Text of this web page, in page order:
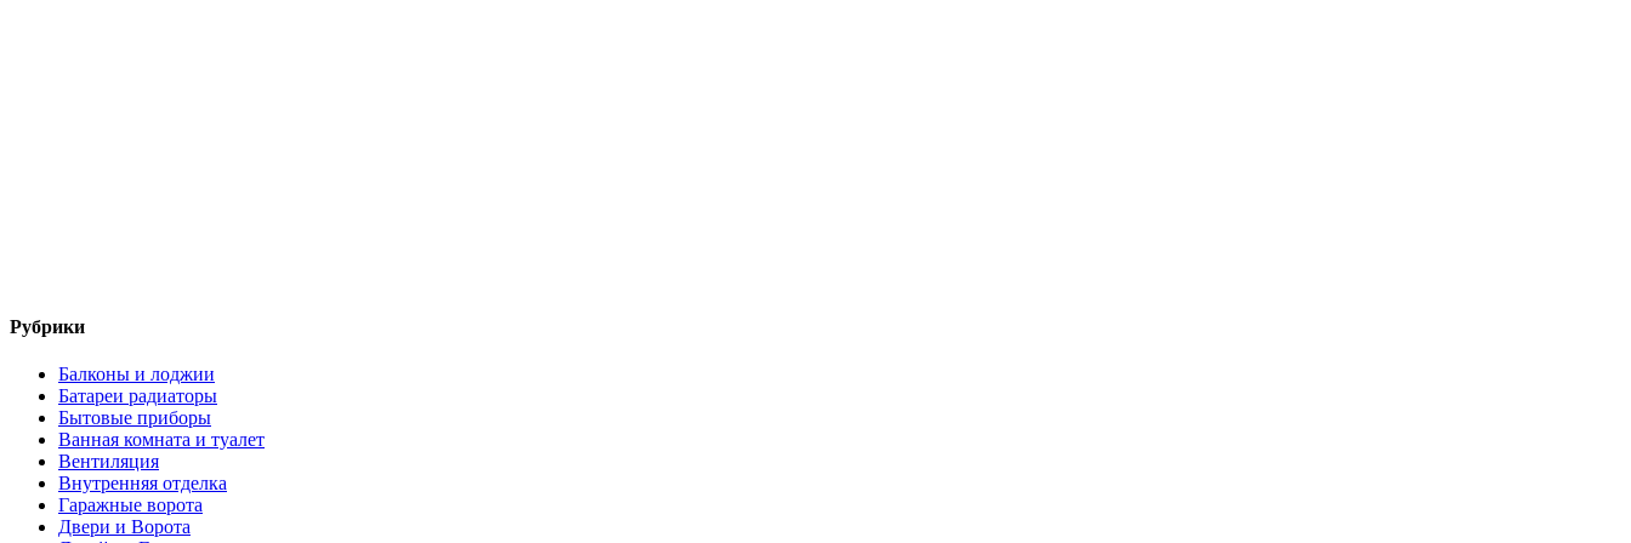
Рубрики
Балконы и лоджии
Батареи радиаторы‎
Бытовые приборы
Ванная комната и туалет
Вентиляция
Внутренняя отделка
Гаражные ворота
Двери и Ворота